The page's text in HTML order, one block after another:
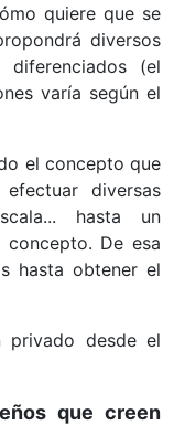
quiere que se
diversos
(el
varía según el
el concepto que
diversas
hasta un
De esa
hasta obtener el
privado desde el
que creen